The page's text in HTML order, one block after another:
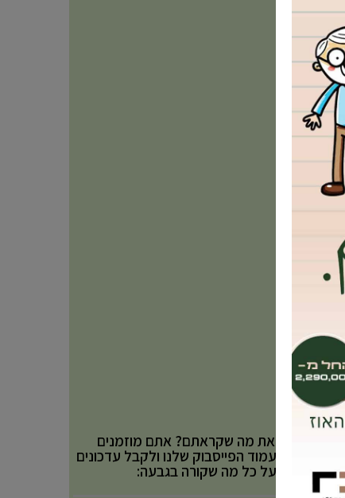
אהבתם את מה שקראתם? אתם מוזמנים
לעקוב אחר עמוד הפייסבוק שלנו ולקבל עדכונים
באופן שוטף על כל מה שקורה בגבעה: